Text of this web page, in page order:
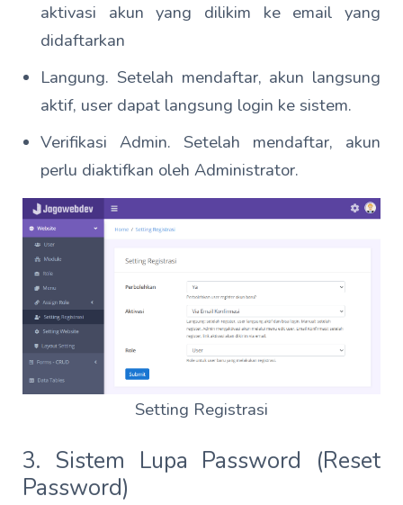
aktivasi akun yang dilikim ke email yang
didaftarkan
Langung. Setelah mendaftar, akun langsung
aktif, user dapat langsung login ke sistem.
Verifikasi Admin. Setelah mendaftar, akun
perlu diaktifkan oleh Administrator.
Setting Registrasi
3. Sistem Lupa Password (Reset
Password)